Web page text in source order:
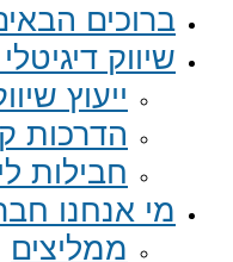
ברוכים
שיווק
ייעוץ
הדרכות
חבילות
מי אנחנו
ממליצים